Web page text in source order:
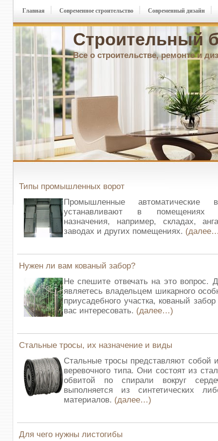
Строительный
Все о строительстве, ремонте и
Главная Современное строительство Современный дизайн
Типы промышленных ворот
Промышленные автоматические
устанавливают в помещениях
назначения, например, складах,
заводах и других помещениях.
Нужен ли вам кованый забор?
Не спешите отвечать на это вопрос.
являетесь владельцем шикарного
приусадебного участка, кованый
вас интересовать. (далее…)
Стальные тросы, их назначение и виды
Стальные тросы представляют собой
веревочного типа. Они состоят из
обвитой по спирали вокруг
выполняется из синтетических
материалов. (далее…)
Для чего нужны листогибы